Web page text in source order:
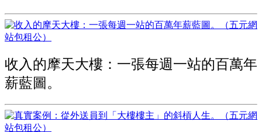
收入的摩天大樓：一張每週一站的百萬年
薪藍圖。